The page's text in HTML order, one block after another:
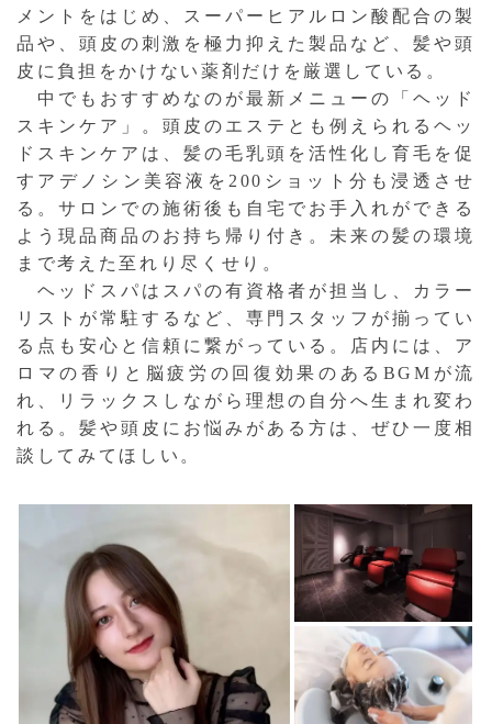
メントをはじめ、スーパーヒアルロン酸配合の製
品や、頭皮の刺激を極力抑えた製品など、髪や頭
皮に負担をかけない薬剤だけを厳選している。
中でもおすすめなのが最新メニューの「ヘッド
スキンケア」。頭皮のエステとも例えられるヘッ
ドスキンケアは、髪の毛乳頭を活性化し育毛を促
すアデノシン美容液を200ショット分も浸透させ
る。サロンでの施術後も自宅でお手入れができる
よう現品商品のお持ち帰り付き。未来の髪の環境
まで考えた至れり尽くせり。
ヘッドスパはスパの有資格者が担当し、カラー
リストが常駐するなど、専門スタッフが揃ってい
る点も安心と信頼に繋がっている。店内には、ア
ロマの香りと脳疲労の回復効果のあるBGMが流
れ、リラックスしながら理想の自分へ生まれ変わ
れる。髪や頭皮にお悩みがある方は、ぜひ一度相
談してみてほしい。